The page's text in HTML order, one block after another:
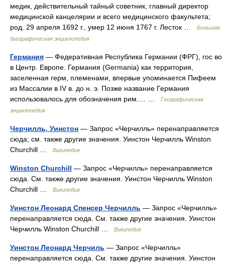
медик, действительный тайный советник, главный директор
медицинской канцелярии и всего медицинского факультета;
род. 29 апреля 1692 г., умер 12 июня 1767 г. Лесток …
Большая
биографическая энциклопедия
Германия — Федеративная Республика Германии (ФРГ), гос во
в Центр. Европе. Германия (Germania) как территория,
заселенная герм, племенами, впервые упоминается Пифеем
из Массалии в IV в. до н. э. Позже название Германия
использовалось для обозначения рим.… …
Географическая
энциклопедия
Черчилль, Уинстон — Запрос «Черчилль» перенаправляется
сюда; см. также другие значения. Уинстон Черчилль Winston
Churchill …
Википедия
Winston Churchill — Запрос «Черчилль» перенаправляется
сюда. Cм. также другие значения. Уинстон Черчилль Winston
Churchill …
Википедия
Уинстон Леонард Спенсер Черчилль — Запрос «Черчилль»
перенаправляется сюда. Cм. также другие значения. Уинстон
Черчилль Winston Churchill …
Википедия
Уинстон Леонард Черчиль — Запрос «Черчилль»
перенаправляется сюда. Cм. также другие значения. Уинстон